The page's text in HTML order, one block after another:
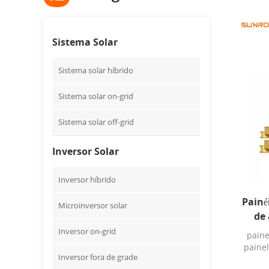
de
Sistema Solar
Sistema solar híbrido
Sistema solar on-grid
Sistema solar off-grid
Inversor Solar
Inversor híbrido
Microinversor solar
Inversor on-grid
Inversor fora de grade